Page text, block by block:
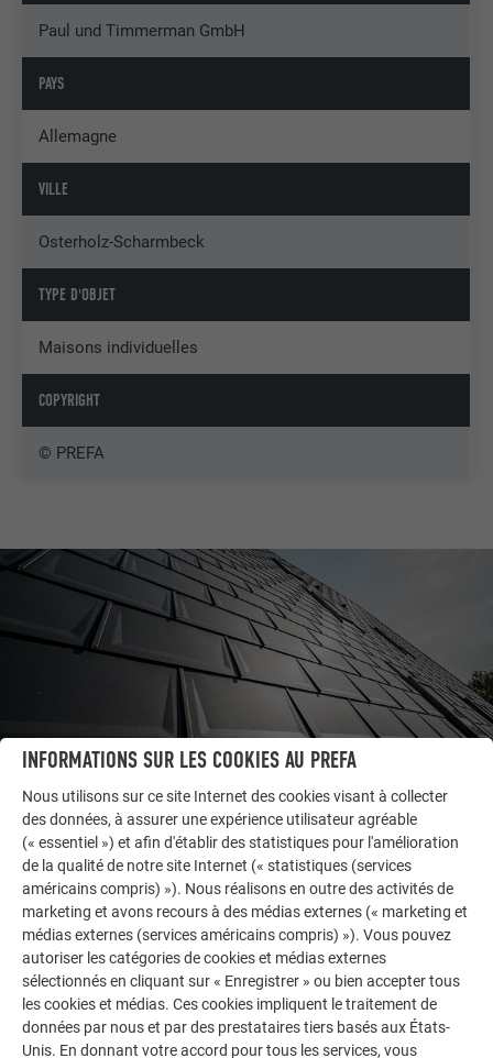
Paul und Timmerman GmbH
PAYS
Allemagne
VILLE
Osterholz-Scharmbeck
TYPE D'OBJET
Maisons individuelles
COPYRIGHT
© PREFA
LAISSEZ-VOUS INSPIRER
AUTRES BÂTIMENTS
La galerie de références PREFA démontre la
polyvalence de l’aluminium. Découvrez d’autres projets
impressionnants avec les solutions en aluminium
durables de PREFA pour toitures, systèmes solaires et
façades.
INFORMATIONS SUR LES COOKIES AU PREFA
Nous utilisons sur ce site Internet des cookies visant à collecter
des données, à assurer une expérience utilisateur agréable
(« essentiel ») et afin d'établir des statistiques pour l'amélioration
de la qualité de notre site Internet (« statistiques (services
américains compris) »). Nous réalisons en outre des activités de
marketing et avons recours à des médias externes (« marketing et
médias externes (services américains compris) »). Vous pouvez
autoriser les catégories de cookies et médias externes
sélectionnés en cliquant sur « Enregistrer » ou bien accepter tous
les cookies et médias. Ces cookies impliquent le traitement de
données par nous et par des prestataires tiers basés aux États-
Unis. En donnant votre accord pour tous les services, vous